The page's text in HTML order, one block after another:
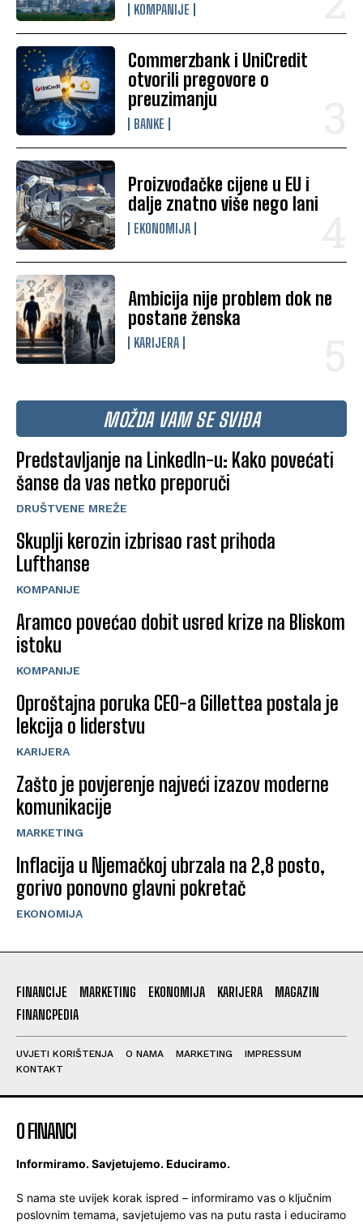
KOMPANIJE
Commerzbank i UniCredit
otvorili pregovore o
preuzimanju
BANKE
Proizvođačke cijene u EU i
dalje znatno više nego lani
EKONOMIJA
Ambicija nije problem dok ne
postane ženska
KARIJERA
MOŽDA VAM SE SVIĐA
Predstavljanje na LinkedIn-u: Kako povećati
šanse da vas netko preporuči
DRUŠTVENE MREŽE
Skuplji kerozin izbrisao rast prihoda
Lufthanse
KOMPANIJE
Aramco povećao dobit usred krize na Bliskom
istoku
KOMPANIJE
Oproštajna poruka CEO-a Gillettea postala je
lekcija o liderstvu
KARIJERA
Zašto je povjerenje najveći izazov moderne
komunikacije
MARKETING
Inflacija u Njemačkoj ubrzala na 2,8 posto,
gorivo ponovno glavni pokretač
EKONOMIJA
FINANCIJE MARKETING EKONOMIJA KARIJERA
MAGAZIN
FINANCPEDIA
UVJETI KORIŠTENJA O NAMA MARKETING
IMPRESSUM
KONTAKT
O FINANCI
Informiramo. Savjetujemo. Educiramo.
S nama ste uvijek korak ispred – informiramo vas o ključnim
poslovnim temama, savjetujemo vas na putu rasta i educiramo